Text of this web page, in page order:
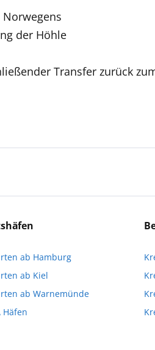
der Höhle
Transfer zurück
die Ausflüge
stellen oder direkt an
Ihnen, die Reservierung
ab Hamburg
ab Kiel
ab Warnemünde
Häfen